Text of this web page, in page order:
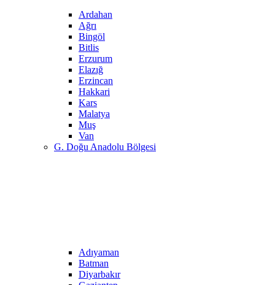
Ardahan
Ağrı
Bingöl
Bitlis
Erzurum
Elazığ
Erzincan
Hakkari
Kars
Malatya
Muş
Van
G. Doğu Anadolu Bölgesi
Adıyaman
Batman
Diyarbakır